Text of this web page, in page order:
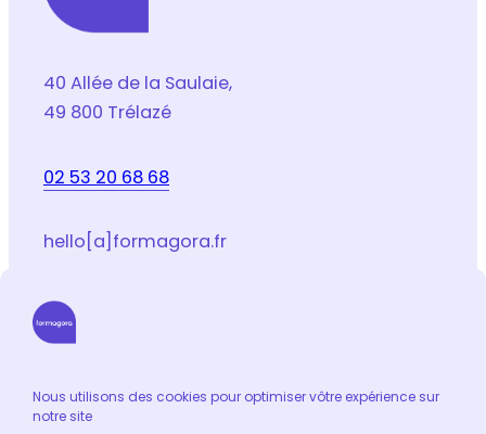
Nous utilisons des cookies pour optimiser vôtre expérience sur
notre site
40 Allée de la Saulaie,
49 800 Trélazé
02 53 20 68 68
hello[a]formagora.fr
Suivez-nous sur les réseaux sociaux